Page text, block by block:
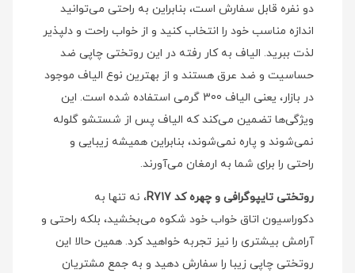
دو نفره قابل سفارش است، بنابراین به راحتی می‌توانید
اندازه مناسب خود را انتخاب کنید و از خواب راحت و دلپذیر
لذت ببرید. الیاف به کار رفته در این روتختی چاپی ضد
حساسیت و ضد عرق هستند و از بهترین نوع الیاف موجود
در بازار، یعنی الیاف 300 گرمی استفاده شده است. این
ویژگی‌ها تضمین می‌کند که الیاف پس از شستشو گلوله
نمی‌شوند و پاره نمی‌شوند، بنابراین همیشه زیبایی و
راحتی را برای شما به ارمغان می‌آورند.
روتختی تایپوگرافی و چهره کد R717
، نه تنها به
دکوراسیون اتاق خواب خود شکوه می‌بخشید، بلکه راحتی و
آرامش بیشتری را نیز تجربه خواهید کرد. همین حالا این
روتختی چاپی زیبا را سفارش دهید و به جمع مشتریان